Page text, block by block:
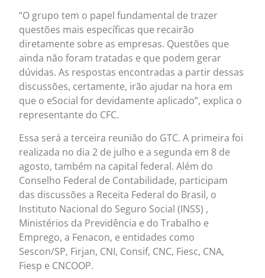
“O grupo tem o papel fundamental de trazer
questões mais específicas que recairão
diretamente sobre as empresas. Questões que
ainda não foram tratadas e que podem gerar
dúvidas. As respostas encontradas a partir dessas
discussões, certamente, irão ajudar na hora em
que o eSocial for devidamente aplicado”, explica o
representante do CFC.
Essa será a terceira reunião do GTC. A primeira foi
realizada no dia 2 de julho e a segunda em 8 de
agosto, também na capital federal. Além do
Conselho Federal de Contabilidade, participam
das discussões a Receita Federal do Brasil, o
Instituto Nacional do Seguro Social (INSS) ,
Ministérios da Previdência e do Trabalho e
Emprego, a Fenacon, e entidades como
Sescon/SP, Firjan, CNI, Consif, CNC, Fiesc, CNA,
Fiesp e CNCOOP.